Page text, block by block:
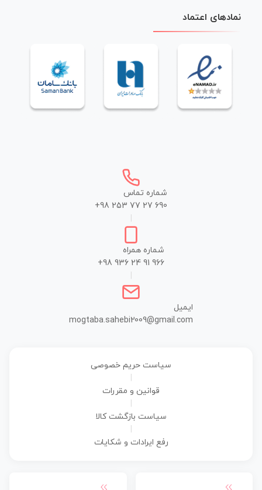
نمادهای اعتماد
شماره تماس
+98 253 77 27 690
شماره همراه
+98 936 24 91 966
ایمیل
mogtaba.sahebi2009@gmail.com
سیاست حریم خصوصی
قوانین و مقررات
سیاست بازگشت کالا
رفع ایرادات و شکایات